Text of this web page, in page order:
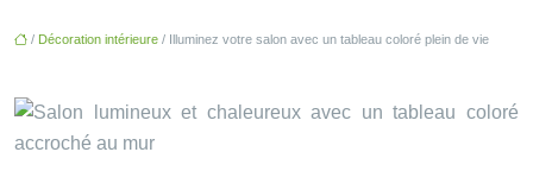
/ Décoration intérieure / Illuminez votre salon avec un tableau coloré plein de vie